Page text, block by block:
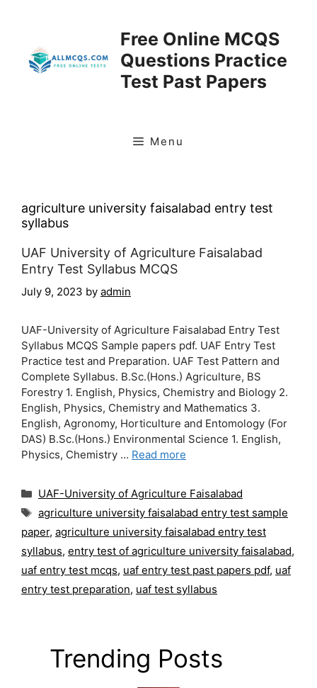
Free Online MCQS
Questions Practice
Test Past Papers
Menu
agriculture university faisalabad entry test
syllabus
UAF University of Agriculture Faisalabad
Entry Test Syllabus MCQS
July 9, 2023 by admin
UAF-University of Agriculture Faisalabad Entry Test
Syllabus MCQS Sample papers pdf. UAF Entry Test
Practice test and Preparation. UAF Test Pattern and
Complete Syllabus. B.Sc.(Hons.) Agriculture, BS
Forestry 1. English, Physics, Chemistry and Biology 2.
English, Physics, Chemistry and Mathematics 3.
English, Agronomy, Horticulture and Entomology (For
DAS) B.Sc.(Hons.) Environmental Science 1. English,
Physics, Chemistry … Read more
Categories
UAF-University of Agriculture Faisalabad
Tags
agriculture university faisalabad entry test sample
paper, agriculture university faisalabad entry test
syllabus, entry test of agriculture university faisalabad,
uaf entry test mcqs, uaf entry test past papers pdf, uaf
entry test preparation, uaf test syllabus
Trending Posts